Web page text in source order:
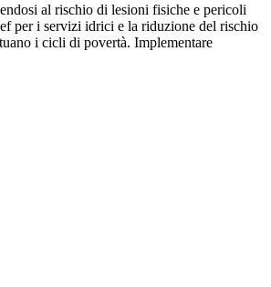
al rischio di lesioni fisiche e pericoli
per i servizi idrici e la riduzione del rischio
i cicli di povertà. Implementare